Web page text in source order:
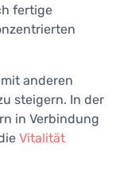
fertige
anderen
steigern. In der
in Verbindung
Vitalität